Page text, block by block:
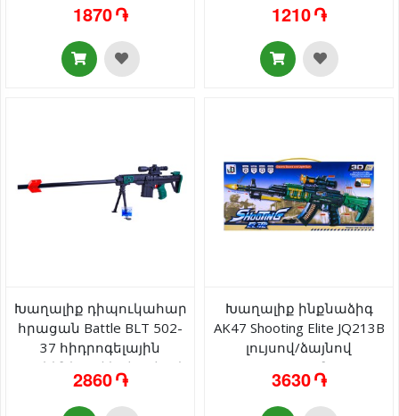
1870 ֏ 1210 ֏
Խաղալիք դիպուկահար
հրացան Battle BLT 502-
37 հիդրոգելային
շարիկներով և փափուկ
փամփուշտներով 6+
2860 ֏
Խաղալիք ինքնաձիգ
AK47 Shooting Elite JQ213B
լույսով/ձայնով
55x20x5սմ 3+
3630 ֏